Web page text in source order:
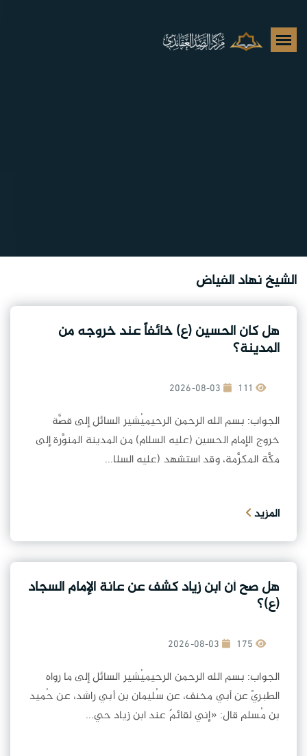
الشيخ نهاد الفياض
هل كان الحسين (ع) خائفاً عند خروجه من
المدينة؟
2026-08-03
الجواب: بسم الله الرحمن الرحيميُشير السائل إلى قصَّة
خروج الإمام الحسين (عليه السلام) من المدينة المنوَّرة إلى
مكَّة المكرَّمة، وقد استشهد (عليه السلا...
المزيد
هل صح أن ابن زياد كشف عن عانة الإمام السجاد
(ع)؟
2026-08-03
الجواب: بسم الله الرحمن الرحيميُشير السائل إلى ما رواه
الطبريّ عن أبي مخنف، عن سُليمان بن أبي راشد، عن حُميد
بن مُسلم قال: «إني لقائمٌ عند ابن زياد حي...